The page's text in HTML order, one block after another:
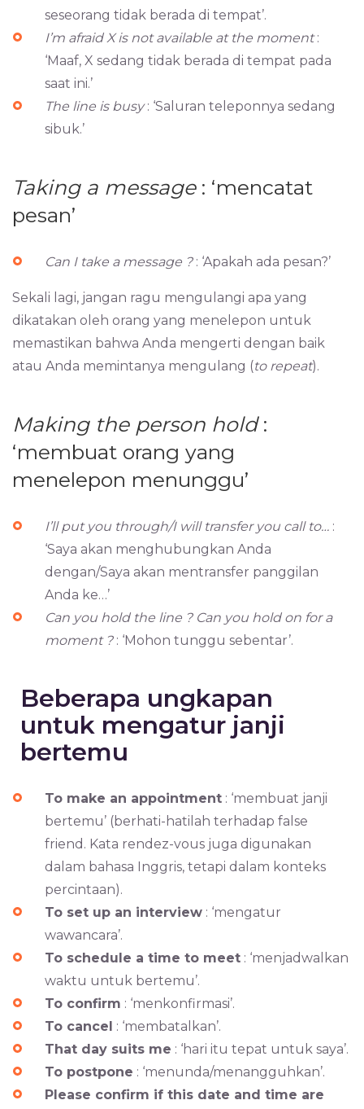
seseorang tidak berada di tempat’.
I’m afraid X is not available at the moment:
‘Maaf, X sedang tidak berada di tempat pada
saat ini.’
The line is busy: ‘Saluran teleponnya sedang
sibuk.’
Taking a message: ‘mencatat
pesan’
Can I take a message ?: ‘Apakah ada pesan?’
Sekali lagi, jangan ragu mengulangi apa yang
dikatakan oleh orang yang menelepon untuk
memastikan bahwa Anda mengerti dengan baik
atau Anda memintanya mengulang (to repeat).
Making the person hold :
‘membuat orang yang
menelepon menunggu’
I’ll put you through/I will transfer you call to… :
‘Saya akan menghubungkan Anda
dengan/Saya akan mentransfer panggilan
Anda ke…’
Can you hold the line ? Can you hold on for a
moment ?: ‘Mohon tunggu sebentar’.
Beberapa ungkapan
untuk mengatur janji
bertemu
To make an appointment : ‘membuat janji
bertemu’ (berhati-hatilah terhadap false
friend. Kata rendez-vous juga digunakan
dalam bahasa Inggris, tetapi dalam konteks
percintaan).
To set up an interview : ‘mengatur
wawancara’.
To schedule a time to meet : ‘menjadwalkan
waktu untuk bertemu’.
To confirm : ‘menkonfirmasi’.
To cancel : ‘membatalkan’.
That day suits me : ‘hari itu tepat untuk saya’.
To postpone : ‘menunda/menangguhkan’.
Please confirm if this date and time are